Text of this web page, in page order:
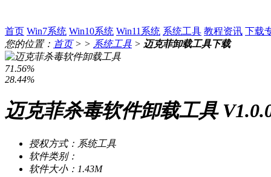
首页 Win7系统 Win10系统 Win11系统 系统工具 教程资讯 下载
您的位置： 首页> > 系统工具 > 迈克菲卸载工具下载
71.56%
28.44%
迈克菲杀毒软件卸载工具
授权方式：系统工具
软件类别：
软件大小：1.43M